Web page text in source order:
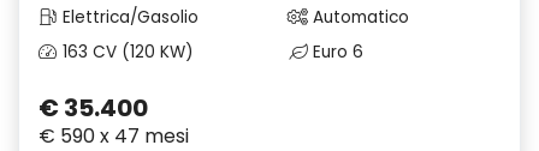
Elettrica/Gasolio
Automatico
163 CV (120 KW)
Euro 6
€ 35.400
€ 590 x 47 mesi